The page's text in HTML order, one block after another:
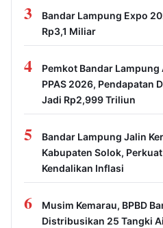
3
Bandar Lampung Expo
Rp3,1 Miliar
4
Pemkot Bandar
PPAS 2026, Pendapatan
Jadi Rp2,999 Triliun
5
Bandar Lampung Jalin
Kabupaten Solok,
Kendalikan Inflasi
6
Musim Kemarau, BPBD
Distribusikan 25 Tangki